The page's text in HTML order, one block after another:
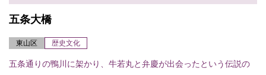
五条大橋
東山区 歴史文化
五条通りの鴨川に架かり、牛若丸と弁慶が出会ったという伝説の